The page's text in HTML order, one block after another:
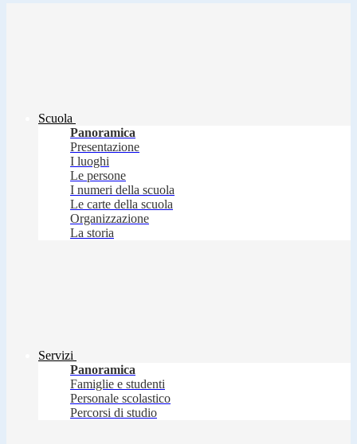
Scuola
Panoramica
Presentazione
I luoghi
Le persone
I numeri della scuola
Le carte della scuola
Organizzazione
La storia
Servizi
Panoramica
Famiglie e studenti
Personale scolastico
Percorsi di studio